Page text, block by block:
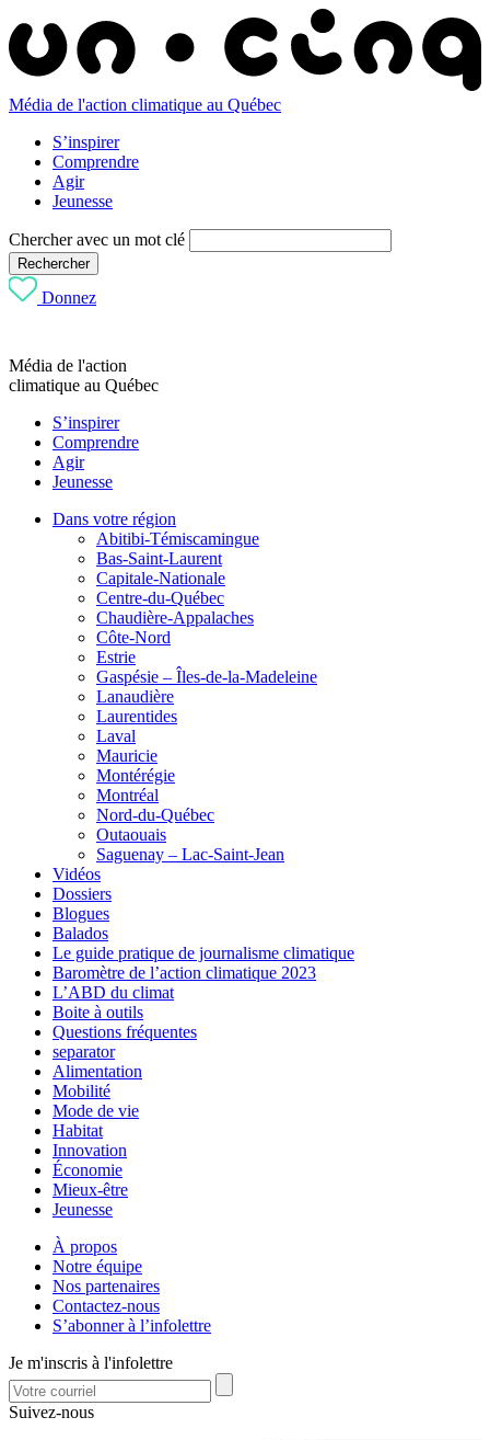
Média de l'action climatique au Québec
S’inspirer
Comprendre
Agir
Jeunesse
Chercher avec un mot clé
Rechercher
Donnez
Média de l'action
climatique au Québec
S’inspirer
Comprendre
Agir
Jeunesse
Dans votre région
Abitibi-Témiscamingue
Bas-Saint-Laurent
Capitale-Nationale
Centre-du-Québec
Chaudière-Appalaches
Côte-Nord
Estrie
Gaspésie – Îles-de-la-Madeleine
Lanaudière
Laurentides
Laval
Mauricie
Montérégie
Montréal
Nord-du-Québec
Outaouais
Saguenay – Lac-Saint-Jean
Vidéos
Dossiers
Blogues
Balados
Le guide pratique de journalisme climatique
Baromètre de l’action climatique 2023
L’ABD du climat
Boite à outils
Questions fréquentes
separator
Alimentation
Mobilité
Mode de vie
Habitat
Innovation
Économie
Mieux-être
Jeunesse
À propos
Notre équipe
Nos partenaires
Contactez-nous
S’abonner à l’infolettre
Je m'inscris à l'infolettre
Suivez-nous